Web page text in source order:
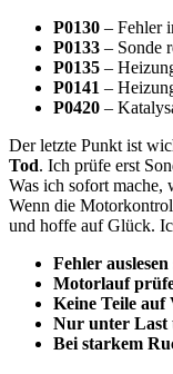
P0130 – Fehler
P0133 – Sonde
P0135 –
P0141 –
P0420 –
Der letzte Punkt ist
Tod. Ich prüfe erst
Was ich sofort mache,
Wenn die
und hoffe auf Glück.
Fehler auslesen
Motorlauf
Keine Teile auf
Nur unter Last
Bei starkem